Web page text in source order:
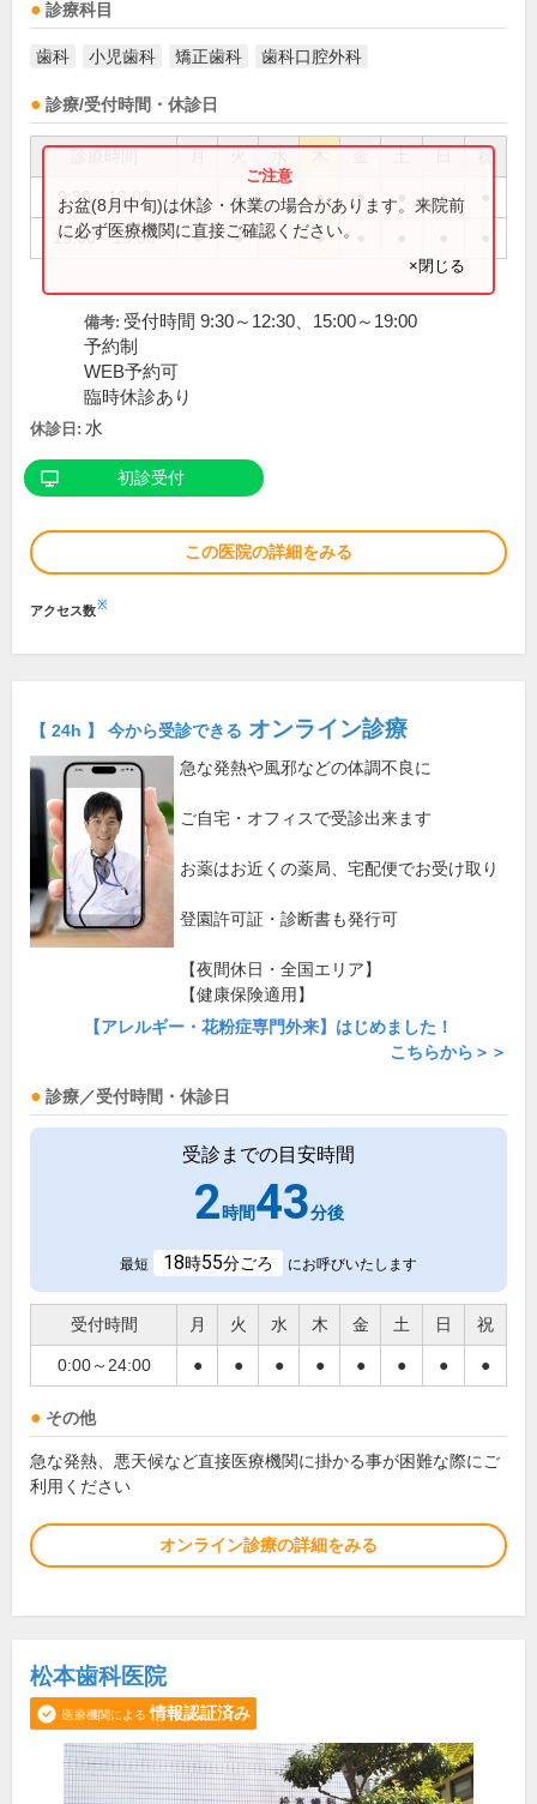
診療科目
歯科 小児歯科 矯正歯科 歯科口腔外科
診療/受付時間・休診日
祝
9:30～13:00 ● ● ● ● ●
15:00～19:30 ● ● ●
お盆(8月中旬)は休診・休業の場合があります。来院前
に必ず医療機関に直接ご確認ください。
×閉じる
備考: 受付時間 9:30～12:30、15:00～19:00
予約制
WEB予約可
臨時休診あり
休診日: 水
初診受付
この医院の詳細をみる
アクセス数※
【 24h 】 今から受診できる オンライン診療
急な発熱や風邪などの体調不良に
ご自宅・オフィスで受診出来ます
お薬はお近くの薬局、宅配便でお受け取り
登園許可証・診断書も発行可
【夜間休日・全国エリア】
【健康保険適用】
【アレルギー・花粉症専門外来】はじめました！
こちらから＞＞
診療／受付時間・休診日
受診までの目安時間
2時間43分後
最短 18時55分ごろ にお呼びいたします
受付時間 月 火 水 木 金 土 日 祝
0:00～24:00 ● ● ● ● ● ● ● ●
その他
急な発熱、悪天候など直接医療機関に掛かる事が困難な際にご
利用ください
オンライン診療の詳細をみる
松本歯科医院
医療機関による 情報認証済み